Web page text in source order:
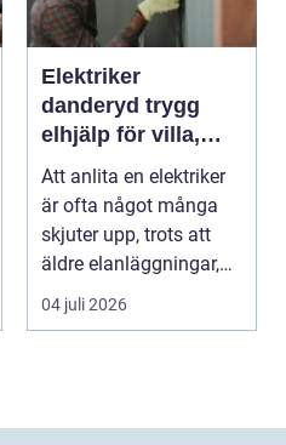
Elektriker
danderyd trygg
elhjälp för villa,
lägenhet och
företag
Att anlita en elektriker
är ofta något många
skjuter upp, trots att
äldre elanläggningar,
provisoris...
04 juli 2026